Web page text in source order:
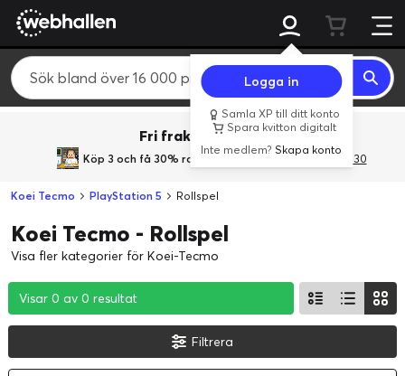
Logga in
Samla XP till ditt konto
Spara kvitton digitalt
Inte medlem?Skapa konto
Fri frakt över 800 kr.
Köp 3 och få 30% rabatt med rabattkoden 3Gives30
Koei Tecmo PlayStation 5 Rollspel
Koei Tecmo - Rollspel
Visa fler kategorier för Koei-Tecmo
Visar 0 av 0 resultat
Visar 0 av 0 resultat
Visar 0 av 0 resultat
Filtrera